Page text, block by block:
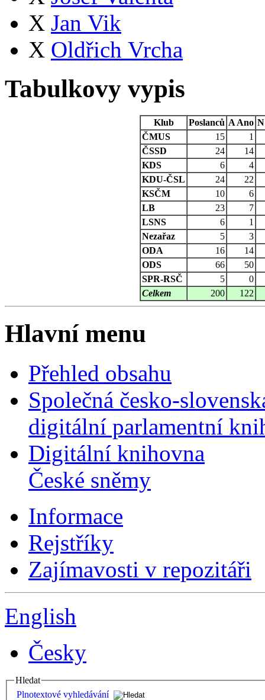
X Jan Vik
X Oldřich Vrcha
Tabulkovy vypis
Klub Poslanců A Ano N
ČMUS
15
1
ČSSD
24
14
KDS
6
4
KDU-ČSL
24
22
KSČM
10
6
LB
23
7
LSNS
6
1
Nezařaz
5
3
ODA
16
14
ODS
66
50
SPR-RSČ
5
0
Celkem
200 122
Hlavní menu
Přehled obsahu
Společná česko-
digitální parlamentní
Digitální knihovna
České sněmy
Informace
Rejstříky
Zajímavosti v repozitáři
English
Česky
Hledat
Plnotextové vyhledávání